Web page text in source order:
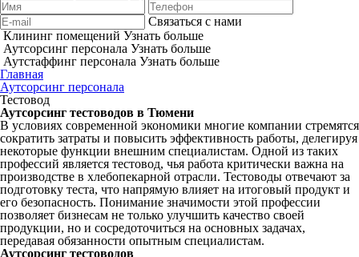
Связаться с нами
Клининг помещений Узнать больше
Аутсорсинг персонала Узнать больше
Аутстаффинг персонала Узнать больше
Главная
Аутсорсинг персонала
Тестовод
Аутсорсинг тестоводов в Тюмени
В условиях современной экономики многие компании стремятся
сократить затраты и повысить эффективность работы, делегируя
некоторые функции внешним специалистам. Одной из таких
профессий является тестовод, чья работа критически важна на
производстве в хлебопекарной отрасли. Тестоводы отвечают за
подготовку теста, что напрямую влияет на итоговый продукт и
его безопасность. Понимание значимости этой профессии
позволяет бизнесам не только улучшить качество своей
продукции, но и сосредоточиться на основных задачах,
передавая обязанности опытным специалистам.
Аутсорсинг тестоводов